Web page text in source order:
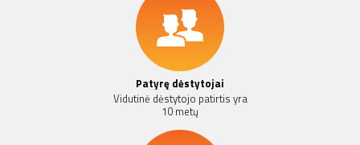
Patyrę dėstytojai
Vidutinė dėstytojo patirtis yra
10 metų